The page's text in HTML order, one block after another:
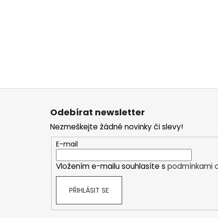
Odebírat newsletter
Nezmeškejte žádné novinky či slevy!
E-mail
Vložením e-mailu souhlasíte s podmínkami
PŘIHLÁSIT SE